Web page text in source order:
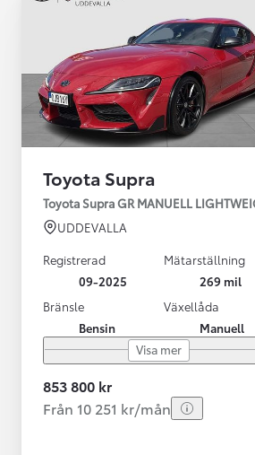
Från 599 900 kr
HYBRID
Toyota Supra
Toyota Supra GR MANUELL
UDDEVALLA
Registrerad
09-2025
Mätarställning
269 mil
Bränsle
Bensin
Växellåda
Manuell
Visa mer
853 800 kr
Från 10 251 kr/mån